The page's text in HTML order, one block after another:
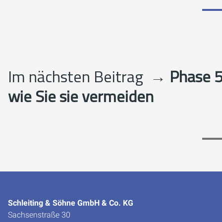
Im nächsten Beitrag → Phase
wie Sie sie vermeiden
Schleiting & Söhne GmbH & Co. KG
Sachsenstraße 30